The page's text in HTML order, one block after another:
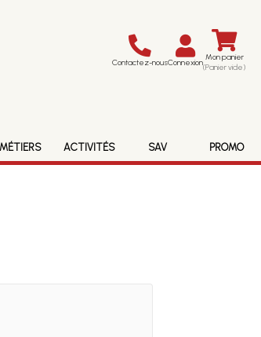
Contactez-nousConnexion Mon panier
(Panier vide)
MÉTIERS ACTIVITÉS SAV PROMO